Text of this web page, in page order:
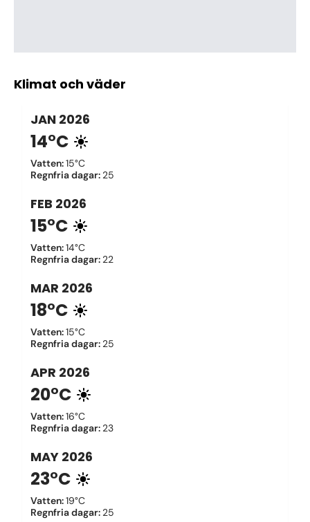
Klimat och väder
JAN 2026
14°C
Vatten:15°C
Regnfria dagar: 25
FEB 2026
15°C
Vatten:14°C
Regnfria dagar: 22
MAR 2026
18°C
Vatten:15°C
Regnfria dagar: 25
APR 2026
20°C
Vatten:16°C
Regnfria dagar: 23
MAY 2026
23°C
Vatten:19°C
Regnfria dagar: 25